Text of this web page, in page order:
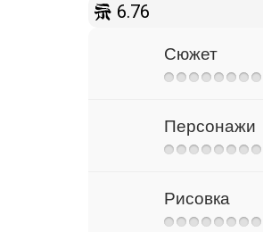
6.76
Сюжет
Персонажи
Рисовка